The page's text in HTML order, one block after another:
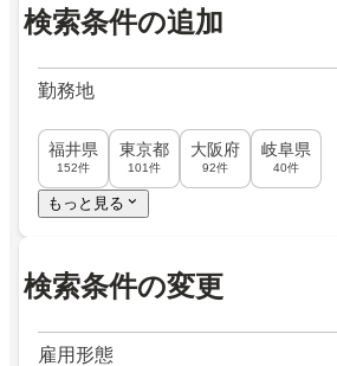
検索条件の追加
勤務地
福井県
152件
東京都
101件
大阪府
92件
岐阜県
40件
もっと見る
検索条件の変更
雇用形態